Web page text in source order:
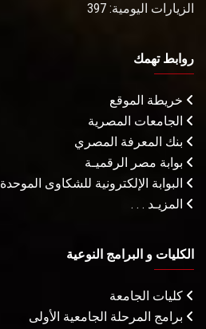
الزيارات اليومية: 397
روابط تهمك
خريطة الموقع
الجامعات المصرية
بنك المعرفة المصري
بوابة مصر الرقميـة
البوابة الإلكترونية للشكاوى الموحدة
المزيـد . . .
الكليات و البرامج النوعية
كليات الجامعة
برامج المرحلة الجامعية الأولى